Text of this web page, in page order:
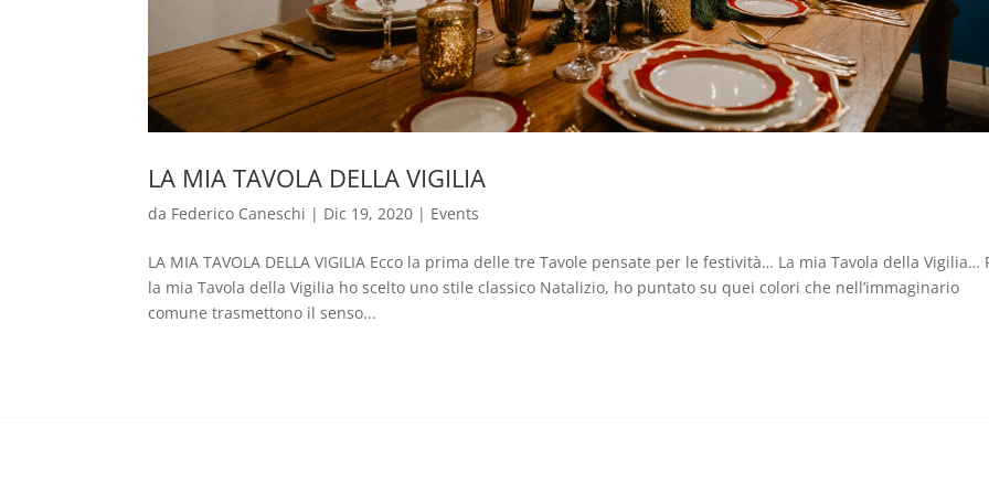
LA MIA TAVOLA DELLA VIGILIA
da Federico Caneschi | Dic 19, 2020 | Events
LA MIA TAVOLA DELLA VIGILIA Ecco la prima delle tre Tavole pensate per le festività… La mia Tavola della Vigilia…
la mia Tavola della Vigilia ho scelto uno stile classico Natalizio, ho puntato su quei colori che nell’immaginario
comune trasmettono il senso...